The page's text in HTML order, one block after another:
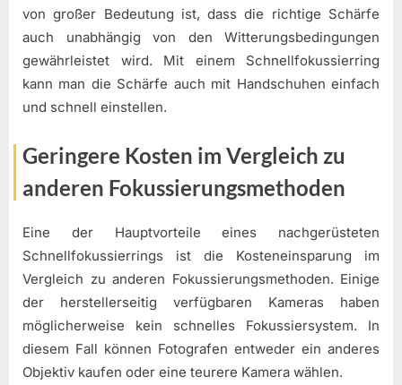
von großer Bedeutung ist, dass die richtige Schärfe
auch unabhängig von den Witterungsbedingungen
gewährleistet wird. Mit einem Schnellfokussierring
kann man die Schärfe auch mit Handschuhen einfach
und schnell einstellen.
Geringere Kosten im Vergleich zu
anderen Fokussierungsmethoden
Eine der Hauptvorteile eines nachgerüsteten
Schnellfokussierrings ist die Kosteneinsparung im
Vergleich zu anderen Fokussierungsmethoden. Einige
der herstellerseitig verfügbaren Kameras haben
möglicherweise kein schnelles Fokussiersystem. In
diesem Fall können Fotografen entweder ein anderes
Objektiv kaufen oder eine teurere Kamera wählen.